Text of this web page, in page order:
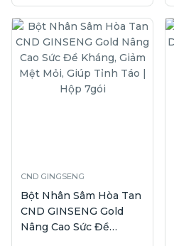
CND GINGSENG
Bột Nhân Sâm Hòa Tan
CND GINSENG Gold
Nâng Cao Sức Đề